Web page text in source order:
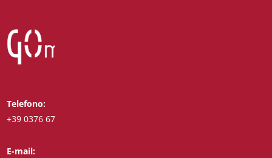
Telefono:
+39 0376 671780
E-mail: